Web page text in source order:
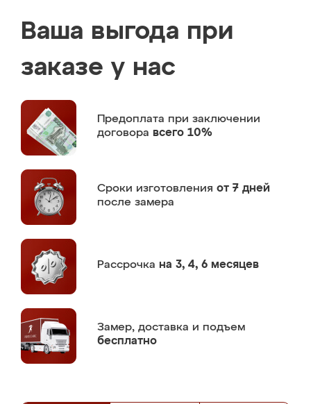
Ваша выгода при
заказе у нас
Предоплата при заключении
договора всего 10%
Сроки изготовления от 7 дней
после замера
Рассрочка на 3, 4, 6 месяцев
Замер, доставка и подъем
бесплатно